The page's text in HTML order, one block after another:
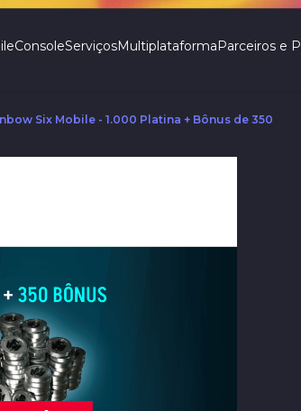
ConsoleServiçosMultiplataformaParceiros e
Six Mobile - 1.000 Platina + Bônus de 350